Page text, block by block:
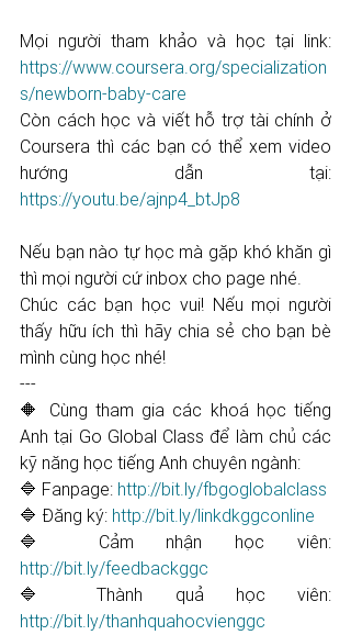
https://www.coursera.org/specialization
s/newborn-baby-care
Còn cách học và viết hỗ trợ tài chính ở
Coursera thì các bạn có thể xem video
https://youtu.be/ajnp4_btJp8
Nếu bạn nào tự học mà gặp khó khăn gì
thì mọi người cứ inbox cho page nhé.
Chúc các bạn học vui! Nếu mọi người
thấy hữu ích thì hãy chia sẻ cho bạn bè
mình cùng học nhé!
---
🔶 Cùng tham gia các khoá học tiếng
Anh tại Go Global Class để làm chủ các
kỹ năng học tiếng Anh chuyên ngành:
🔷 Fanpage: http://bit.ly/fbgoglobalclass​
🔷 Đăng ký: http://bit.ly/linkdkggconline​
http://bit.ly/feedbackggc​
http://bit.ly/thanhquahocvienggc​